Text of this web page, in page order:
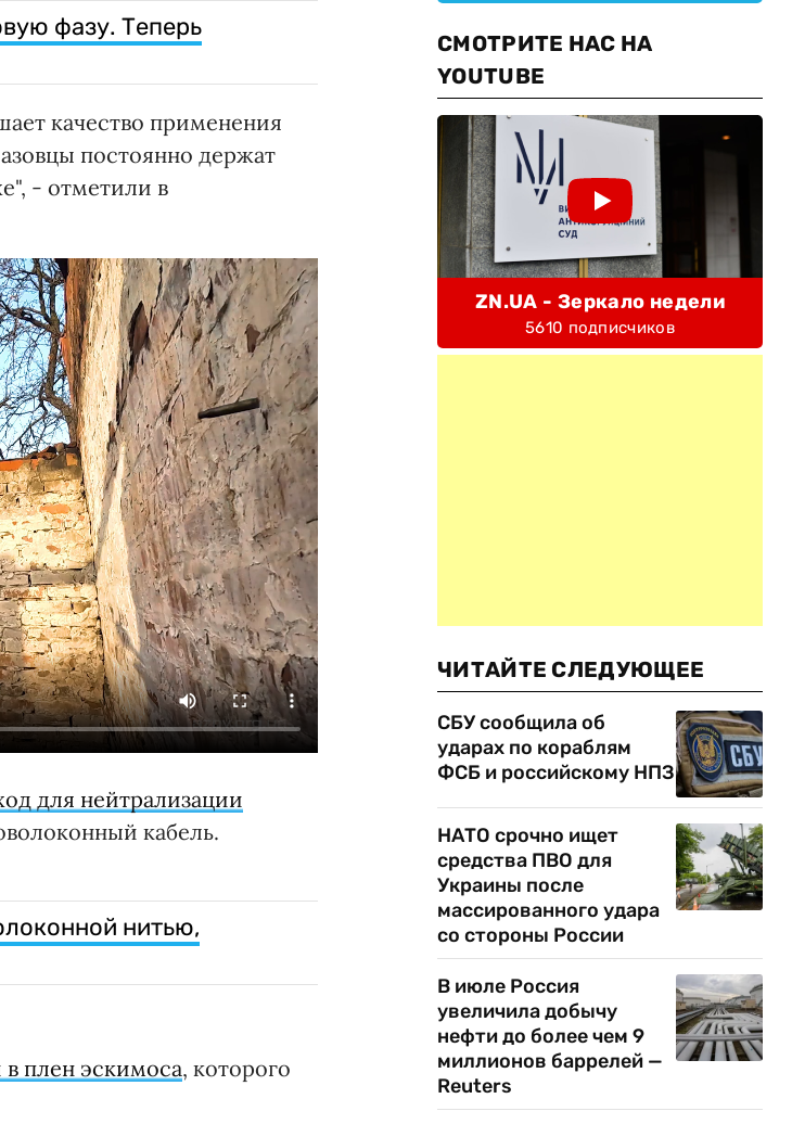
фазу. Теперь
качество применения
постоянно держат
- отметили в
для нейтрализации
кабель.
нитью,
в плен эскимоса, которого
СМОТРИТЕ НАС НА
YOUTUBE
ZN.UA - Зеркало недели
5610 подписчиков
ЧИТАЙТЕ СЛЕДУЮЩЕЕ
СБУ сообщила об
ударах по кораблям
ФСБ и российскому НПЗ
НАТО срочно ищет
средства ПВО для
Украины после
массированного удара
со стороны России
В июле Россия
увеличила добычу
нефти до более чем 9
миллионов баррелей —
Reuters